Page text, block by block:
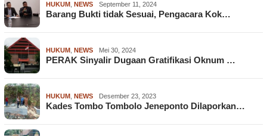
HUKUM NEWS September 11, 2024
Barang Bukti tidak Sesuai, Pengacara Kok…
HUKUM NEWS Mei 30, 2024
PERAK Sinyalir Dugaan Gratifikasi Oknum …
HUKUM NEWS Desember 23, 2023
Kades Tombo Tombolo Jeneponto Dilaporkan…